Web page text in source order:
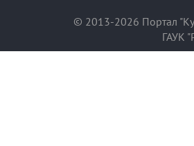
© 2013-2026 Портал
ГАУК